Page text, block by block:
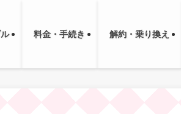
料金・手続き 解約・乗り換え